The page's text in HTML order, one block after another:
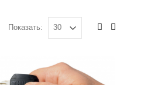
Показать: